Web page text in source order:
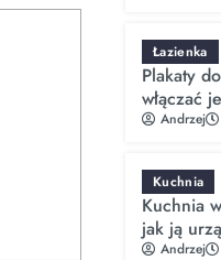
Łazienka
Plakaty
włączać
Andrzej
Kuchnia
Kuchnia
jak ją
Andrzej